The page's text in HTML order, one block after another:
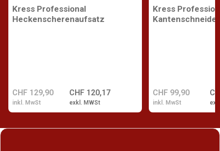
Kress Professional
Heckenscherenaufsatz
CHF 120,17
exkl. MWSt
CHF 129,90
inkl. MwSt
Kress
CHF 99,90
inkl. MwSt